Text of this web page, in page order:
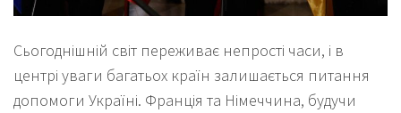
Сьогоднішній світ переживає непрості часи, і в
центрі уваги багатьох країн залишається питання
допомоги Україні. Франція та Німеччина, будучи